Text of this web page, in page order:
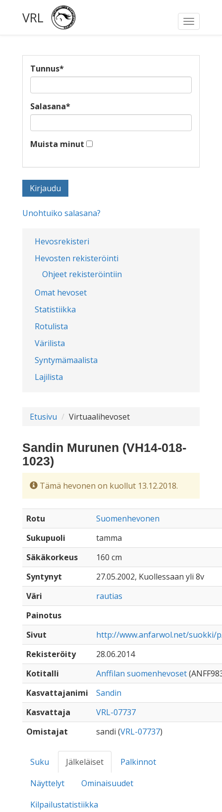
Toggle
VRL
Hevosrekisteri
Hevosten rekisteröinti
Ohjeet rekisteröintiin
Omat hevoset
Statistiikka
Rotulista
Värilista
Syntymämaalista
Lajilista
Tunnus*
Salasana*
Muista minut
Unohtuiko salasana?
Etusivu Virtuaalihevoset
Sandin Murunen (VH14-018-
1023)
Tämä hevonen on kuollut 13.12.2018.
Rotu
Suomenhevonen
Sukupuoli
tamma
Säkäkorkeus
160 cm
Syntynyt
27.05.2002, Kuollessaan yli 8v
Väri
rautias
Painotus
Sivut
http://www.anfarwol.net/suokki/
Rekisteröity
28.06.2014
Kotitalli
Anffilan suomenhevoset
Kasvattajanimi
Sandin
Kasvattaja
VRL-07737
Omistajat
sandi (VRL-07737)
Suku Jälkeläiset
Palkinnot
Näyttelyt
Ominaisuudet
Kilpailustatistiikka